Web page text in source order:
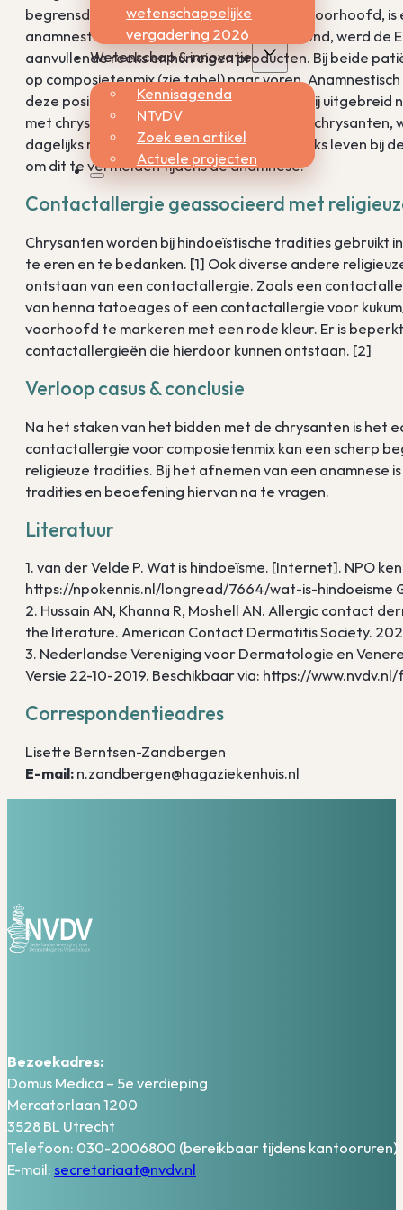
wetenschappelijke
vergadering 2026
Wetenschap & innovatie
Kennisagenda
NTvDV
Zoek een artikel
Actuele projecten
begrensd zijn en vooral duidelijk zijn op het voorhoofd,
anamnestisch geen duidelijke trigger bestond, werd de
aanvullende reeks en hun eigen producten. Bij beide
op composietenmix (zie tabel) naar voren.
deze positieve test en hun klachten, maar bij
met chrysanten. Na het vasthouden van de
dagelijks ritueel zit zo ingebed in het dagelijks leven
om dit te vermelden tijdens de anamnese.
Contactallergie geassocieerd met
Chrysanten worden bij hindoeïstische tradities gebruikt
te eren en te bedanken. [1] Ook diverse andere
ontstaan van een contactallergie. Zoals een
van henna tatoeages of een contactallergie voor
voorhoofd te markeren met een rode kleur. Er is
contactallergieën die hierdoor kunnen ontstaan. [2]
Verloop casus & conclusie
Na het staken van het bidden met de chrysanten is het
contactallergie voor composietenmix kan een scherp
religieuze tradities. Bij het afnemen van een anamnese
tradities en beoefening hiervan na te vragen.
Literatuur
1. van der Velde P. Wat is hindoeïsme. [Internet]. NPO
https://npokennis.nl/longread/7664/wat-is-hindoeisme
2. Hussain AN, Khanna R, Moshell AN. Allergic contact
the literature. American Contact Dermatitis Society.
3. Nederlandse Vereniging voor Dermatologie en
Versie 22-10-2019. Beschikbaar via: https://
Correspondentieadres
Lisette Berntsen-Zandbergen
E-mail: n.zandbergen@hagaziekenhuis.nl
Bezoekadres:
Domus Medica – 5e verdieping
Mercatorlaan 1200
3528 BL Utrecht
Telefoon: 030-2006800 (bereikbaar tijdens kantooruren)
E-mail: secretariaat@nvdv.nl